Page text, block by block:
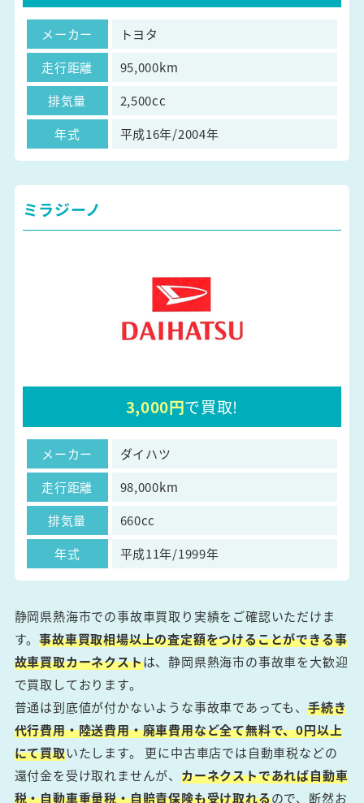
メーカー
トヨタ
走行距離
95,000km
排気量
2,500cc
年式
平成16年/2004年
ミラジーノ
3,000円で買取!
メーカー
ダイハツ
走行距離
98,000km
排気量
660cc
年式
平成11年/1999年
静岡県熱海市での事故車買取り実績をご確認いただけま
す。事故車買取相場以上の査定額をつけることができる事
故車買取カーネクストは、静岡県熱海市の事故車を大歓迎
で買取しております。
普通は到底値が付かないような事故車であっても、手続き
代行費用・陸送費用・廃車費用など全て無料で、0円以上
にて買取いたします。 更に中古車店では自動車税などの
還付金を受け取れませんが、カーネクストであれば自動車
税・自動車重量税・自賠責保険も受け取れるので、断然お